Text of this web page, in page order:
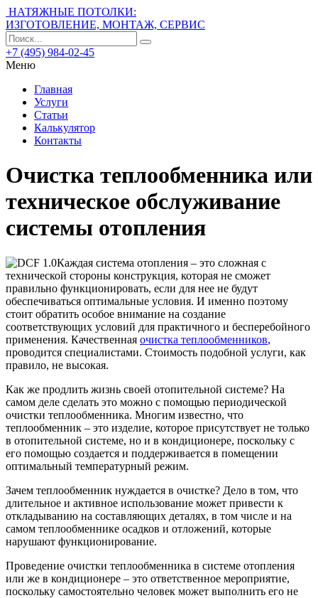
НАТЯЖНЫЕ ПОТОЛКИ:
ИЗГОТОВЛЕНИЕ, МОНТАЖ, СЕРВИС
+7 (495) 984-02-45
Меню
Главная
Услуги
Статьи
Калькулятор
Контакты
Очистка теплообменника или
техническое обслуживание
системы отопления
Каждая система отопления – это сложная с
технической стороны конструкция, которая не сможет
правильно функционировать, если для нее не будут
обеспечиваться оптимальные условия. И именно поэтому
стоит обратить особое внимание на создание
соответствующих условий для практичного и бесперебойного
применения. Качественная очистка теплообменников,
проводится специалистами. Стоимость подобной услуги, как
правило, не высокая.
Как же продлить жизнь своей отопительной системе? На
самом деле сделать это можно с помощью периодической
очистки теплообменника. Многим известно, что
теплообменник – это изделие, которое присутствует не только
в отопительной системе, но и в кондиционере, поскольку с
его помощью создается и поддерживается в помещении
оптимальный температурный режим.
Зачем теплообменник нуждается в очистке? Дело в том, что
длительное и активное использование может привести к
откладыванию на составляющих деталях, в том числе и на
самом теплообменнике осадков и отложений, которые
нарушают функционирование.
Проведение очистки теплообменника в системе отопления
или же в кондиционере – это ответственное мероприятие,
поскольку самостоятельно человек может выполнить его не